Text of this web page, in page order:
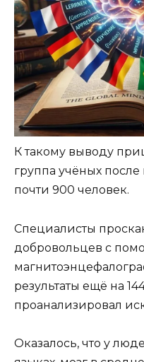
К такому выводу
группа учёных
почти 900 человек.
Специалисты
добровольцев с
результаты ещё на
проанализировал
Оказалось, что у